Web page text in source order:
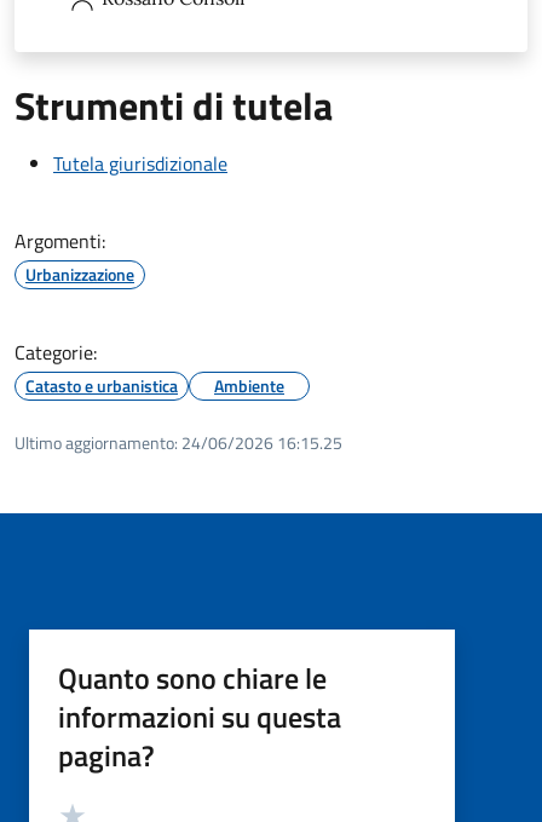
Strumenti di tutela
Tutela giurisdizionale
Argomenti:
Urbanizzazione
Categorie:
Catasto e urbanistica Ambiente
Ultimo aggiornamento: 24/06/2026 16:15.25
Quanto sono chiare le
informazioni su questa
pagina?
Valutazione